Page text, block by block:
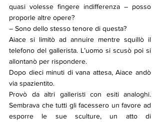
quasi volesse fingere indifferenza – posso
proporle altre opere?
– Sono dello stesso tenore di questa?
Aiace si limitò ad annuire mentre squillò il
telefono del gallerista. L’uomo si scusò poi si
allontanò per rispondere.
Dopo dieci minuti di vana attesa, Aiace andò
via spazientito.
Provò da altri galleristi con esiti analoghi.
Sembrava che tutti gli facessero un favore ad
esporre le sue sculture, un atto di